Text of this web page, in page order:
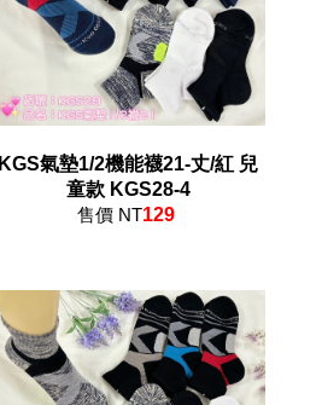
KGS氣墊1/2機能襪21-丈/紅 兒
童款 KGS28-4
售價 NT129